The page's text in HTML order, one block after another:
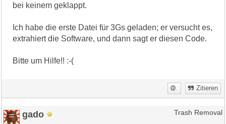
bei keinem geklappt.
Ich habe die erste Datei für 3Gs geladen; er versucht es,
extrahiert die Software, und dann sagt er diesen Code.
Bitte um Hilfe!! :-(
Zitieren
gado Trash Removal